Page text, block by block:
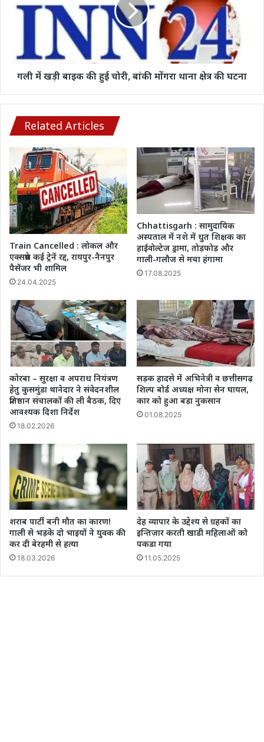
मोंगरा
थानागली में खड़ी बाइक की हुई चोरी, बांकी मोंगरा थाना क्षेत्र की घटना
Related Articles
Train Cancelled : लोकल और
एक्सप्रेस कई ट्रेनें रद्द, रायपुर-नैनपुर
पैसेंजर भी शामिल
24.04.2025
Chhattisgarh : सामुदायिक
अस्पताल में नशे में धुत शिक्षक का
हाईवोल्टेज ड्रामा, तोड़फोड़ और
गाली-गलौज से मचा हंगामा
17.08.2025
कोरबा – सुरक्षा व अपराध नियंत्रण
हेतु कुसमुंडा थानेदार ने संवेदनशील
प्रतिष्ठान संचालकों की ली बैठक, दिए
आवश्यक दिशा निर्देश
18.02.2026
सड़क हादसे में अभिनेत्री व छत्तीसगढ़
शिल्प बोर्ड अध्यक्ष मोना सेन घायल,
कार को हुआ बड़ा नुकसान
01.08.2025
शराब पार्टी बनी मौत का कारण!
गाली से भड़के दो भाइयों ने युवक की
कर दी बेरहमी से हत्या
18.03.2026
देह व्यापार के उद्देश्य से ग्रहकों का
इन्तिज़ार करती खाडी महिलाओं को
पकडा गया
11.05.2025